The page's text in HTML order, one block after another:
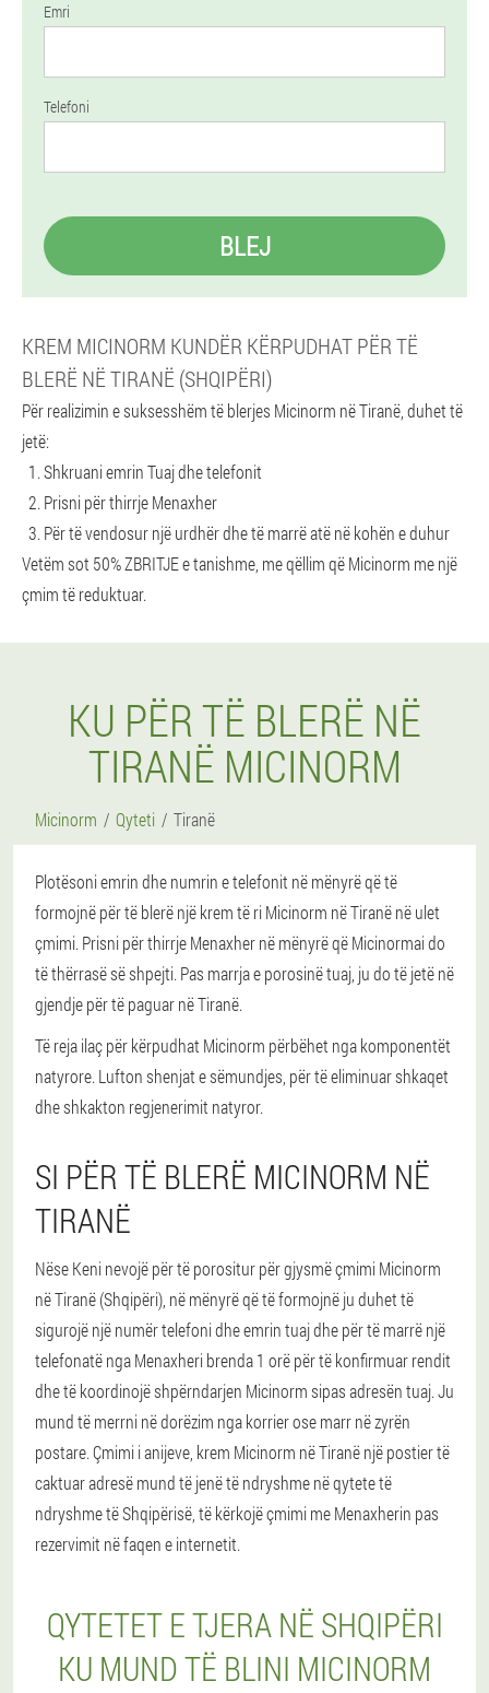
Emri
Telefoni
BLEJ
KREM MICINORM KUNDËR KËRPUDHAT PËR TË
BLERË NË TIRANË (SHQIPËRI)
Për realizimin e suksesshëm të blerjes Micinorm në Tiranë, duhet të
jetë:
Shkruani emrin Tuaj dhe telefonit
Prisni për thirrje Menaxher
Për të vendosur një urdhër dhe të marrë atë në kohën e duhur
Vetëm sot 50% ZBRITJE e tanishme, me qëllim që Micinorm me një
çmim të reduktuar.
KU PËR TË BLERË NË
TIRANË MICINORM
Micinorm Qyteti Tiranë
Plotësoni emrin dhe numrin e telefonit në mënyrë që të
formojnë për të blerë një krem të ri Micinorm në Tiranë në ulet
çmimi. Prisni për thirrje Menaxher në mënyrë që Micinormai do
të thërrasë së shpejti. Pas marrja e porosinë tuaj, ju do të jetë në
gjendje për të paguar në Tiranë.
Të reja ilaç për kërpudhat Micinorm përbëhet nga komponentët
natyrore. Lufton shenjat e sëmundjes, për të eliminuar shkaqet
dhe shkakton regjenerimit natyror.
SI PËR TË BLERË MICINORM NË
TIRANË
Nëse Keni nevojë për të porositur për gjysmë çmimi Micinorm
në Tiranë (Shqipëri), në mënyrë që të formojnë ju duhet të
sigurojë një numër telefoni dhe emrin tuaj dhe për të marrë një
telefonatë nga Menaxheri brenda 1 orë për të konfirmuar rendit
dhe të koordinojë shpërndarjen Micinorm sipas adresën tuaj. Ju
mund të merrni në dorëzim nga korrier ose marr në zyrën
postare. Çmimi i anijeve, krem Micinorm në Tiranë një postier të
caktuar adresë mund të jenë të ndryshme në qytete të
ndryshme të Shqipërisë, të kërkojë çmimi me Menaxherin pas
rezervimit në faqen e internetit.
QYTETET E TJERA NË SHQIPËRI
KU MUND TË BLINI MICINORM